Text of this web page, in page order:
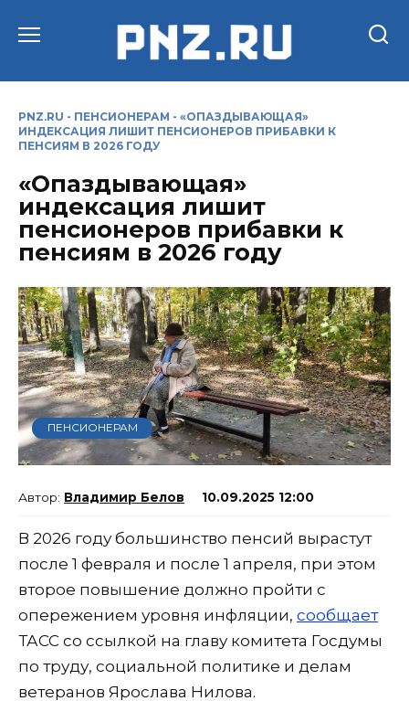
PNZ.RU - ПЕНСИОНЕРАМ - «ОПАЗДЫВАЮЩАЯ»
ИНДЕКСАЦИЯ ЛИШИТ ПЕНСИОНЕРОВ ПРИБАВКИ К
ПЕНСИЯМ В 2026 ГОДУ
«Опаздывающая»
индексация лишит
пенсионеров прибавки к
пенсиям в 2026 году
ПЕНСИОНЕРАМ
Владимир Белов 10.09.2025 12:00
В 2026 году большинство пенсий вырастут
после 1 февраля и после 1 апреля, при этом
второе повышение должно пройти с
опережением уровня инфляции, сообщает
ТАСС со ссылкой на главу комитета Госдумы
по труду, социальной политике и делам
ветеранов Ярослава Нилова.